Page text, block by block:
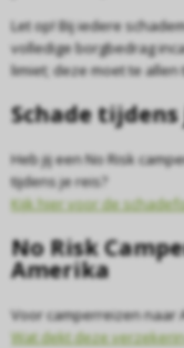
Let op! Bij iedere
volledige borgbedrag
limiet; deze moet te
Schade
Heb jij een No Risk
tijdens je reis?
Kijk hier voor de
No Risk
Amerika
Voor camperreizen naar
Wat dekt deze